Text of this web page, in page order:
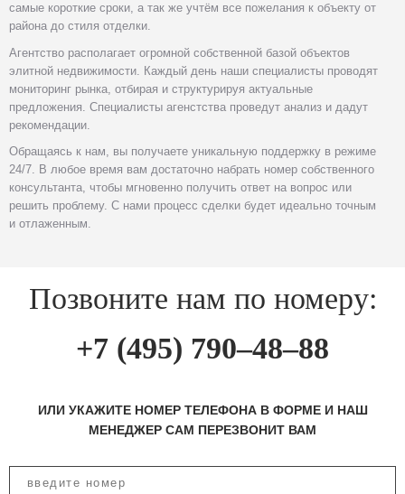
самые короткие сроки, а так же учтём все пожелания к объекту от
района до стиля отделки.
Агентство располагает огромной собственной базой объектов
элитной недвижимости. Каждый день наши специалисты проводят
мониторинг рынка, отбирая и структурируя актуальные
предложения. Специалисты агенстства проведут анализ и дадут
рекомендации.
Обращаясь к нам, вы получаете уникальную поддержку в режиме
24/7. В любое время вам достаточно набрать номер собственного
консультанта, чтобы мгновенно получить ответ на вопрос или
решить проблему. С нами процесс сделки будет идеально точным
и отлаженным.
Позвоните нам по номеру:
+7 (495) 790–48–88
ИЛИ УКАЖИТЕ НОМЕР ТЕЛЕФОНА В ФОРМЕ И НАШ
МЕНЕДЖЕР САМ ПЕРЕЗВОНИТ ВАМ